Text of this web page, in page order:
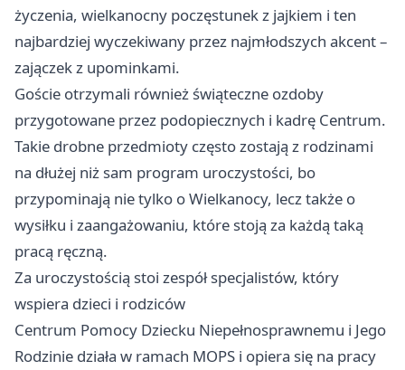
życzenia, wielkanocny poczęstunek z jajkiem i ten
najbardziej wyczekiwany przez najmłodszych akcent –
zajączek z upominkami.
Goście otrzymali również świąteczne ozdoby
przygotowane przez podopiecznych i kadrę Centrum.
Takie drobne przedmioty często zostają z rodzinami
na dłużej niż sam program uroczystości, bo
przypominają nie tylko o Wielkanocy, lecz także o
wysiłku i zaangażowaniu, które stoją za każdą taką
pracą ręczną.
Za uroczystością stoi zespół specjalistów, który
wspiera dzieci i rodziców
Centrum Pomocy Dziecku Niepełnosprawnemu i Jego
Rodzinie działa w ramach MOPS i opiera się na pracy